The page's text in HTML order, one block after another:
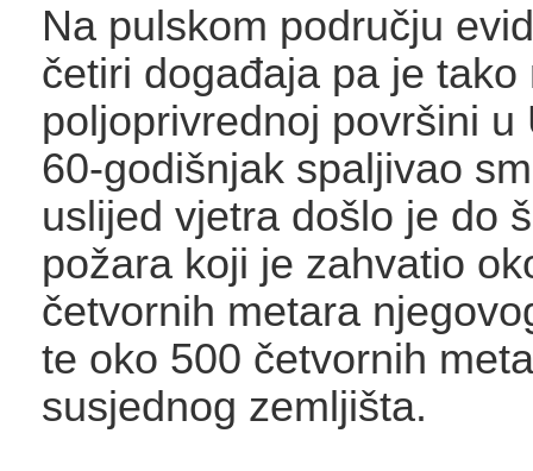
Na pulskom području
četiri događaja pa je tako
poljoprivrednoj površini u
60-godišnjak spaljivao
uslijed vjetra došlo je do
požara koji je zahvatio
četvornih metara
te oko 500 četvornih
susjednog zemljišta.